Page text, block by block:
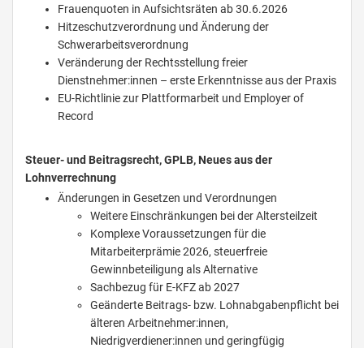
Frauenquoten in Aufsichtsräten ab 30.6.2026
Hitzeschutzverordnung und Änderung der
Schwerarbeitsverordnung
Veränderung der Rechtsstellung freier
Dienstnehmer:innen – erste Erkenntnisse aus der Praxis
EU-Richtlinie zur Plattformarbeit und Employer of
Record
Steuer- und Beitragsrecht, GPLB, Neues aus der
Lohnverrechnung
Änderungen in Gesetzen und Verordnungen
Weitere Einschränkungen bei der Altersteilzeit
Komplexe Voraussetzungen für die
Mitarbeiterprämie 2026, steuerfreie
Gewinnbeteiligung als Alternative
Sachbezug für E-KFZ ab 2027
Geänderte Beitrags- bzw. Lohnabgabenpflicht bei
älteren Arbeitnehmer:innen,
Niedrigverdiener:innen und geringfügig